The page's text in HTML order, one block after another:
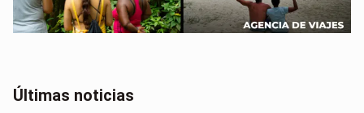
Últimas noticias